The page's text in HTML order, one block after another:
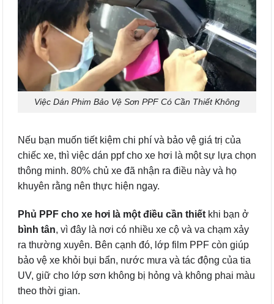
Việc Dán Phim Bảo Vệ Sơn PPF Có Cần Thiết Không
Nếu bạn muốn tiết kiệm chi phí và bảo vệ giá trị của
chiếc xe, thì việc dán ppf cho xe hơi là một sự lựa chọn
thông minh. 80% chủ xe đã nhận ra điều này và họ
khuyên rằng nên thực hiện ngay.
Phủ PPF cho xe hơi là một điều cần thiết khi bạn ở
bình tân, vì đây là nơi có nhiều xe cộ và va chạm xảy
ra thường xuyên. Bên cạnh đó, lớp film PPF còn giúp
bảo vệ xe khỏi bụi bẩn, nước mưa và tác động của tia
UV, giữ cho lớp sơn không bị hỏng và không phai màu
theo thời gian.